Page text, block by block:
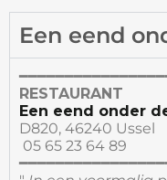
Een eend
RESTAURANT
Een eend onder
D820, 46240 Ussel
05 65 23 64 89